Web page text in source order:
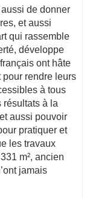
de donner
et aussi
qui rassemble
développe
ont hâte
rendre leurs
à tous
résultats à la
aussi pouvoir
pratiquer et
les travaux
m², ancien
jamais